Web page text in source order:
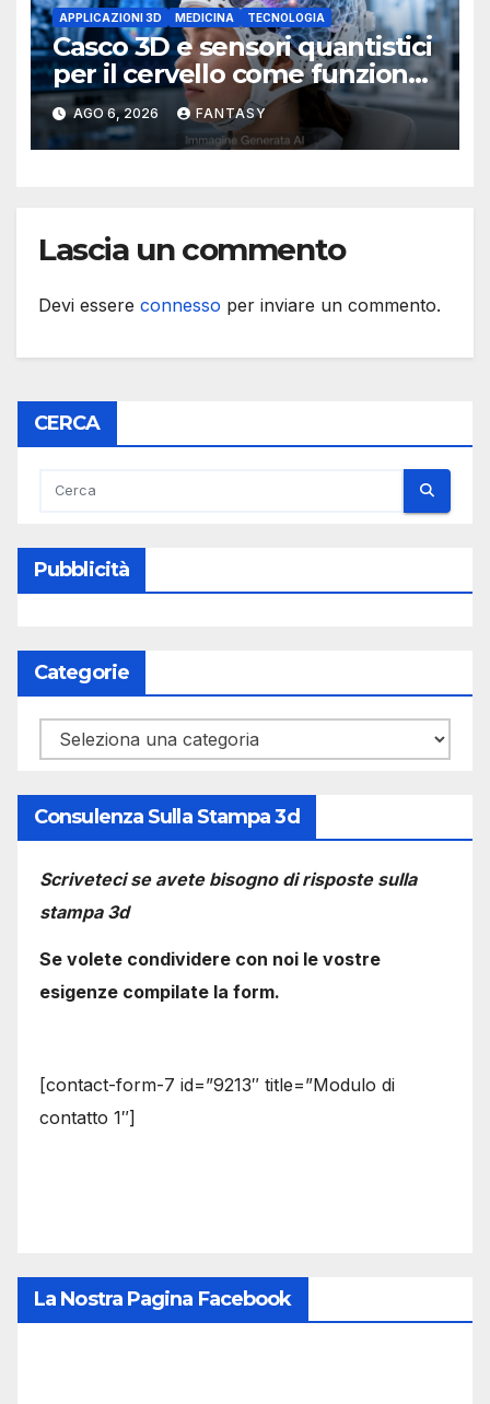
APPLICAZIONI 3D MEDICINA TECNOLOGIA
Casco 3D e sensori quantistici
per il cervello come funziona
l’OPM-MEG
AGO 6, 2026 FANTASY
Lascia un commento
Devi essere connesso per inviare un commento.
CERCA
Pubblicità
Categorie
Categorie
Consulenza Sulla Stampa 3d
Scriveteci se avete bisogno di risposte sulla
stampa 3d
Se volete condividere con noi le vostre
esigenze compilate la form.
[contact-form-7 id=”9213″ title=”Modulo di
contatto 1″]
La Nostra Pagina Facebook